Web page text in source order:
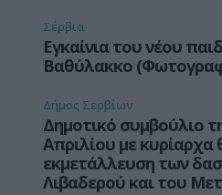
Σέρβια
Εγκαίνια του νέου
Βαθύλακκο
Δήμος Σερβίων
Δημοτικό συμβούλιο
Απριλίου με κυρίαρχα
εκμετάλλευση των
Λιβαδερού και του